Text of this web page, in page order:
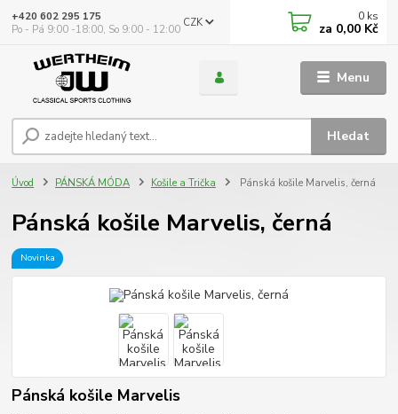
Menu
CZK
Hledat
+420 602 295 175
Po - Pá 9:00 -18:00, So 9:00 - 12:00
0 ks
za 0,00 Kč
Úvod PÁNSKÁ MÓDA Košile a Trička Pánská košile Marvelis, černá
Pánská košile Marvelis, černá
Novinka
Pánská košile Marvelis